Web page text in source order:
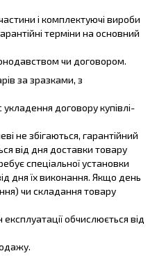
і комплектуючі вироби
терміни на основний
чи договором.
за зразками, з
договору купівлі-
не збігаються, гарантійний
від дня доставки товару
спеціальної установки
дня їх виконання. Якщо день
чи складання товару
обчислюється від